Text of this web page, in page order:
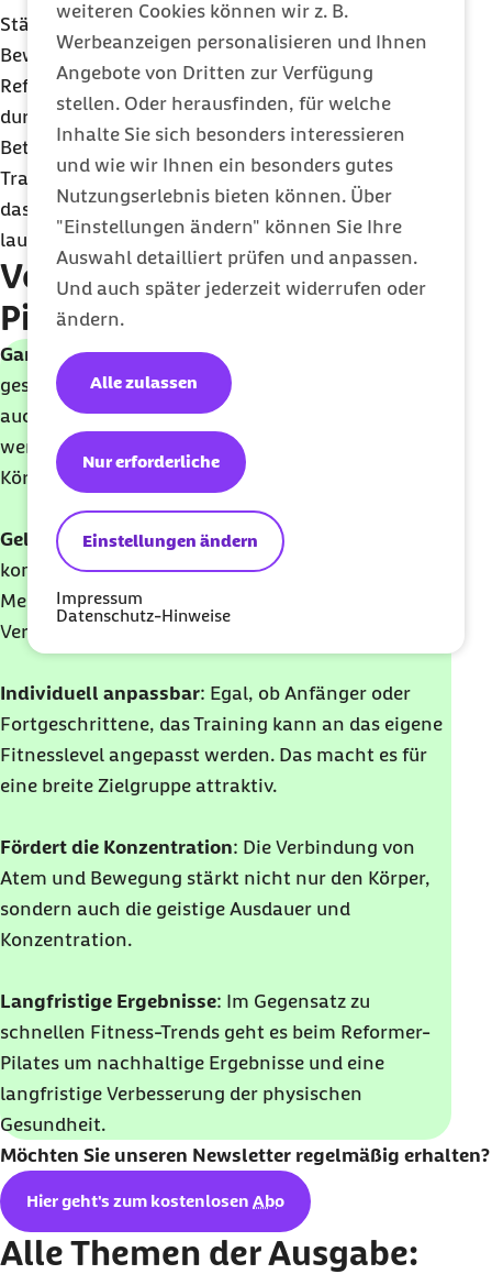
weiteren Cookies können wir z. B.
Werbeanzeigen personalisieren und Ihnen
Angebote von Dritten zur Verfügung
stellen. Oder herausfinden, für welche
Inhalte Sie sich besonders interessieren
und wie wir Ihnen ein besonders gutes
Nutzungserlebnis bieten können. Über
"Einstellungen ändern" können Sie Ihre
Auswahl detailliert prüfen und anpassen.
Und auch später jederzeit widerrufen oder
ändern.
Einstellungen ändern
Nur erforderliche
Alle zulassen
Impressum
Datenschutz-Hinweise
Stärke und die Verbesserung der
Bewegungskoordination“, erläutert Steinbach.
Reformer-Pilates könne in kleinen Gruppen
durchgeführt werden, was eine intensivere
Betreuung und individuelle Anpassungen durch die
Trainerinnen und Trainer ermögliche. Das könne
das Training effektiver machen, ohne Gefahr zu
laufen, sich zu überlasten.
Vorteile von Reformer-
Pilates
Ganzkörpertraining: Reformer-Pilates spricht den
gesamten Körper an und fördert sowohl Kraft als
auch Flexibilität. Besonders die tiefen Muskeln
werden aktiviert, was zu einer besseren
Körperhaltung führt.
Gelenkschonend: Durch die sanften,
kontrollierten Bewegungen ist Pilates ideal für
Menschen mit Gelenkproblemen oder nach
Verletzungen.
Individuell anpassbar: Egal, ob Anfänger oder
Fortgeschrittene, das Training kann an das eigene
Fitnesslevel angepasst werden. Das macht es für
eine breite Zielgruppe attraktiv.
Fördert die Konzentration: Die Verbindung von
Atem und Bewegung stärkt nicht nur den Körper,
sondern auch die geistige Ausdauer und
Konzentration.
Langfristige Ergebnisse: Im Gegensatz zu
schnellen Fitness-Trends geht es beim Reformer-
Pilates um nachhaltige Ergebnisse und eine
langfristige Verbesserung der physischen
Gesundheit.
Möchten Sie unseren Newsletter regelmäßig erhalten?
Hier geht's zum kostenlosen Abo
Alle Themen der Ausgabe: